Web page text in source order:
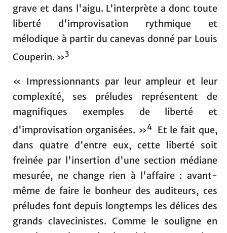
grave et dans l'aigu. L'interprète a donc toute
liberté d'improvisation rythmique et
mélodique à partir du canevas donné par Louis
Couperin. »3
« Impressionnants par leur ampleur et leur
complexité, ses préludes représentent de
magnifiques exemples de liberté et
d'improvisation organisées. »4Et le fait que,
dans quatre d'entre eux, cette liberté soit
freinée par l'insertion d'une section médiane
mesurée, ne change rien à l'affaire : avant-
même de faire le bonheur des auditeurs, ces
préludes font depuis longtemps les délices des
grands clavecinistes. Comme le souligne en